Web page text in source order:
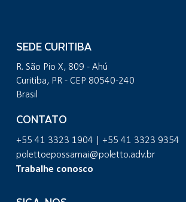
SEDE CURITIBA
R. São Pio X, 809 - Ahú
Curitiba, PR - CEP 80540-240
Brasil
CONTATO
+55 41 3323 1904 | +55 41 3323 9354
polettoepossamai@poletto.adv.br
Trabalhe conosco